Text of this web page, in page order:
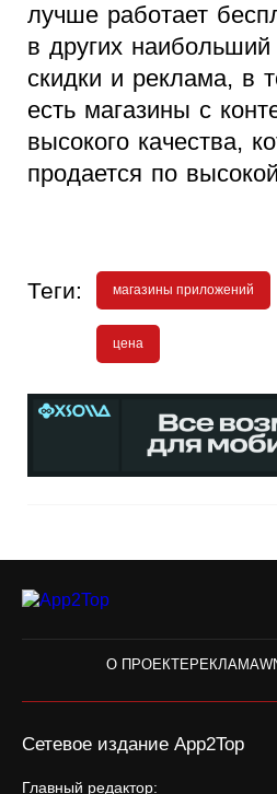
лучше работает
в других
скидки и реклама, в
есть магазины с
высокого качества,
продается по
Теги: магазины приложений
цена
О ПРОЕКТЕРЕКЛАМА
Сетевое издание App2Top
Главный редактор: